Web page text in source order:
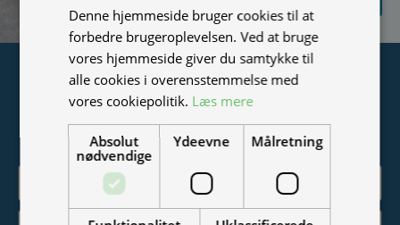
Tilmeld nyhedsmail
Vær blandt de første til at modtage info om nye produkter,
tilbud, events og udstillinger.
Denne hjemmeside bruger cookies til at
forbedre brugeroplevelsen. Ved at bruge
vores hjemmeside giver du samtykke til
alle cookies i overensstemmelse med
vores cookiepolitik. Læs mere
Absolut
nødvendige
Ydeevne Målretning